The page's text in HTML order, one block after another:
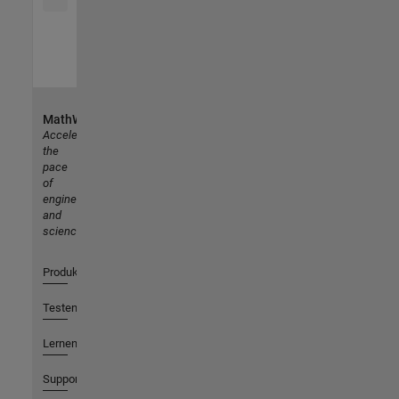
MathWorks
Accelerating
the
pace
of
engineering
and
science
Produkte
Testen oder Kaufen
Lernen
Support